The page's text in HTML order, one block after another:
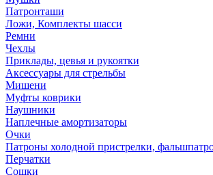
Патронташи
Ложи, Комплекты шасси
Ремни
Чехлы
Приклады, цевья и рукоятки
Аксессуары для стрельбы
Мишени
Муфты коврики
Наушники
Наплечные амортизаторы
Очки
Патроны холодной пристрелки,
Перчатки
Сошки